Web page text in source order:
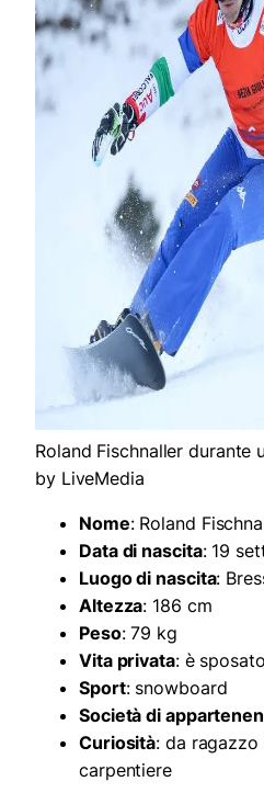
Roland Fischnaller durante
by LiveMedia
Nome: Roland
Data di nascita: 19
Luogo di nascita:
Altezza: 186 cm
Peso: 79 kg
Vita privata: è
Sport: snowboard
Società di
Curiosità: da
carpentiere